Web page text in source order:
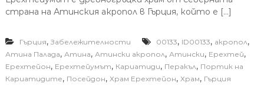
страна на Атинския акропол в Гърция, който е […]
Гърция, Забележителности 00133, ID00133, акропол,
Атина Палада, Атина, Атински акропол, Атински, Ерехтей,
Ерехтейон, Ерехтейумът, Кариатиди, Перакъл, Портик на
Кариатидите, Посейдон, Храм Ерехтейон, Храм, Гърция